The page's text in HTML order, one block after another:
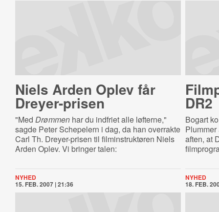
Niels Arden Oplev får
Dreyer-prisen
"Med Drømmen har du indfriet alle løfterne,"
sagde Peter Schepelern i dag, da han overrakte
Carl Th. Dreyer-prisen til filminstruktøren Niels
Arden Oplev. Vi bringer talen:
DR2
Bogart
aften, at
NYHED
15. FEB. 2007 | 21:36
NYHED
18. FEB.